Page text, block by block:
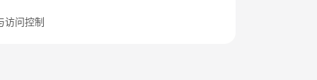
访问控制